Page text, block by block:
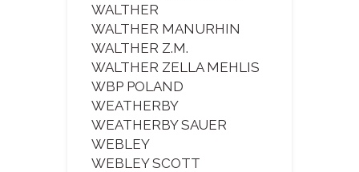
WALTHER
WALTHER MANURHIN
WALTHER Z.M.
WALTHER ZELLA MEHLIS
WBP POLAND
WEATHERBY
WEATHERBY SAUER
WEBLEY
WEBLEY SCOTT